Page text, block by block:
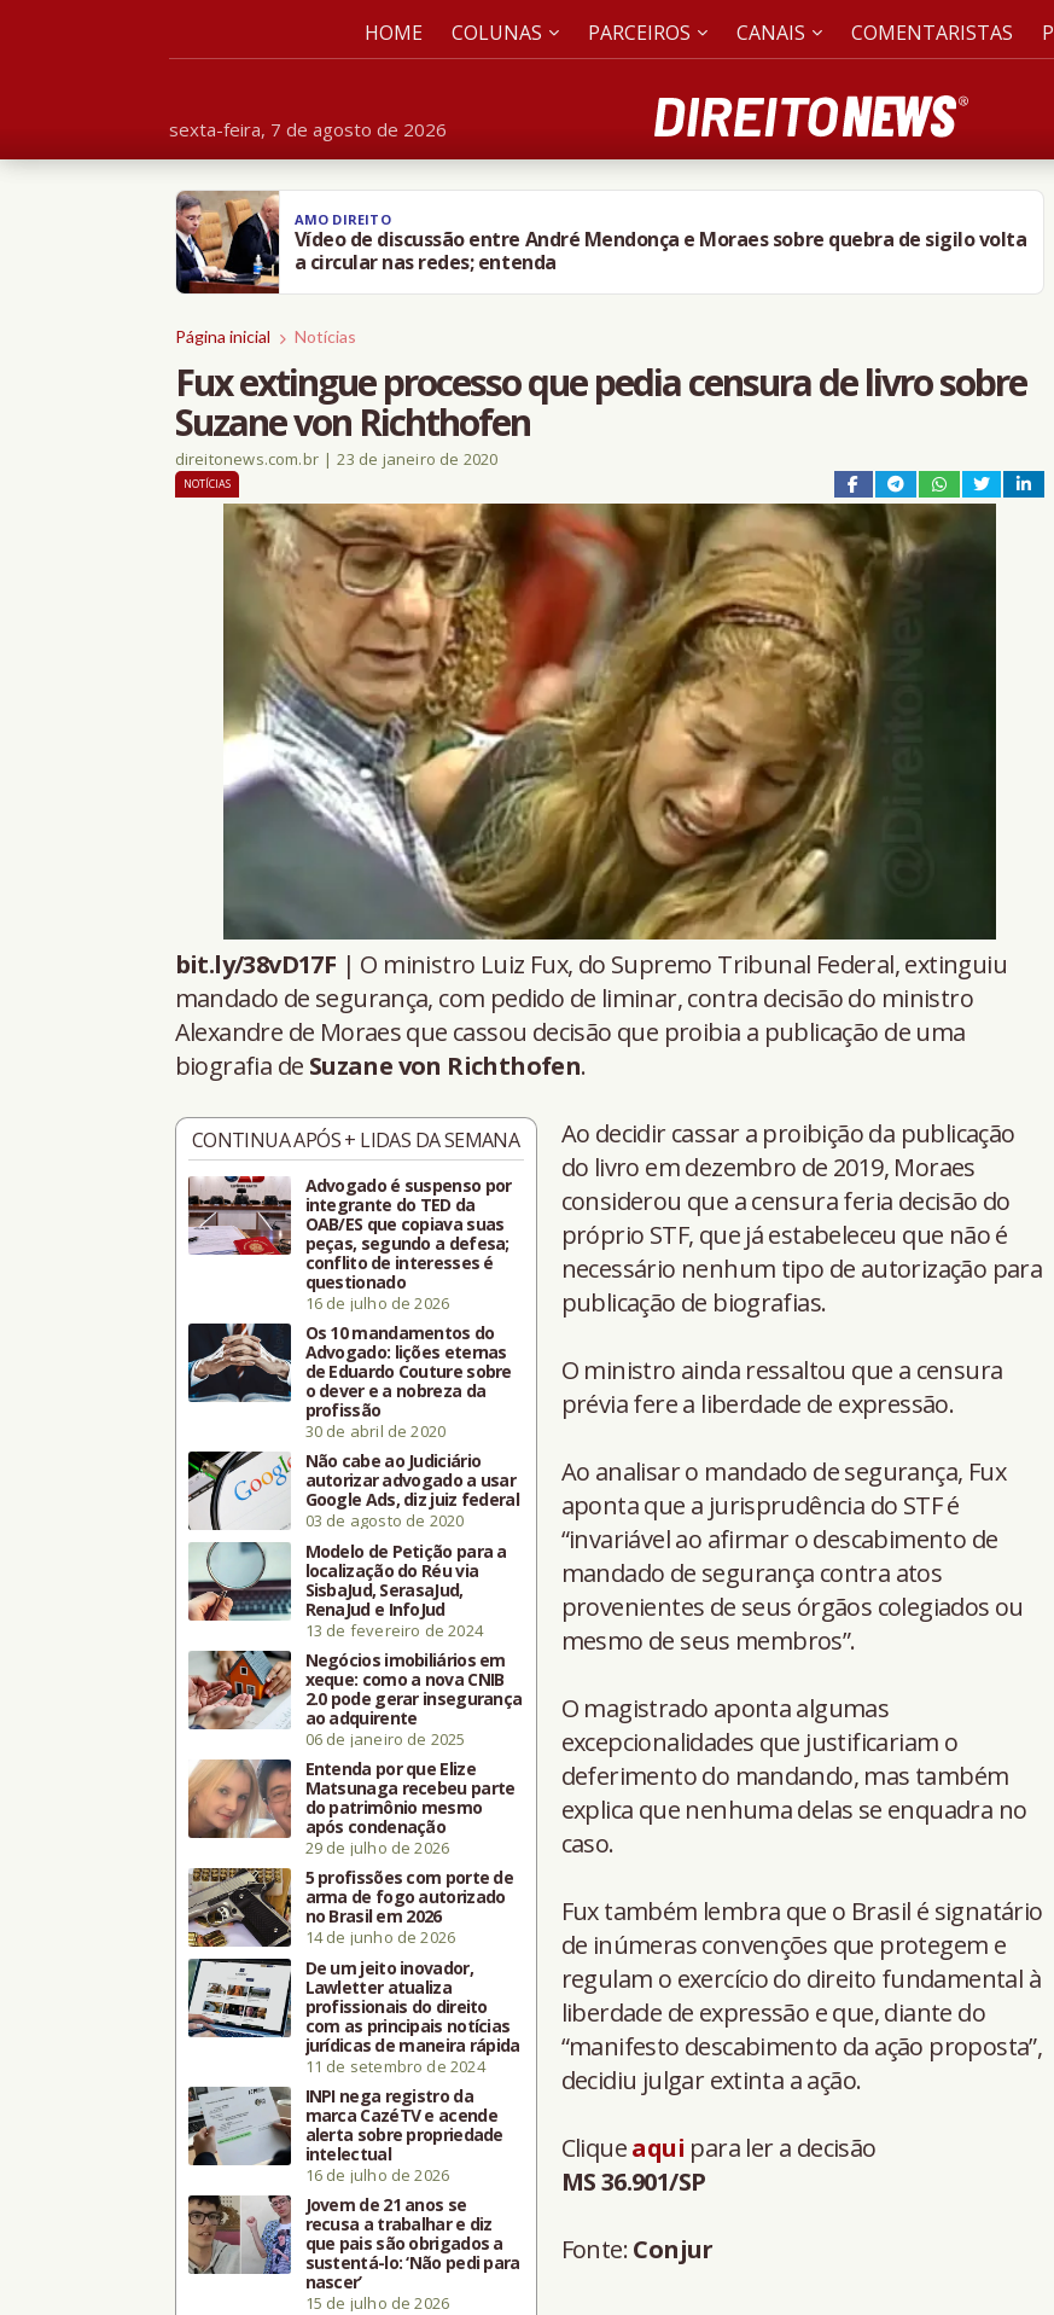
sexta-feira, 7 de agosto de 2026
HOME COLUNAS PARCEIROS CANAIS COMENTARISTAS
AMO DIREITO
Vídeo de discussão entre André Mendonça e Moraes sobre quebra de sigilo volta
a circular nas redes; entenda
Página inicial Notícias
Fux extingue processo que pedia censura de livro sobre
Suzane von Richthofen
direitonews.com.br | 23 de janeiro de 2020
NOTÍCIAS
bit.ly/38vD17F | O ministro Luiz Fux, do Supremo Tribunal Federal, extinguiu
mandado de segurança, com pedido de liminar, contra decisão do ministro
Alexandre de Moraes que cassou decisão que proibia a publicação de uma
biografia de Suzane von Richthofen.
CONTINUA APÓS + LIDAS DA SEMANA
Advogado é suspenso por
integrante do TED da
OAB/ES que copiava suas
peças, segundo a defesa;
conflito de interesses é
questionado
16 de julho de 2026
Os 10 mandamentos do
Advogado: lições eternas
de Eduardo Couture sobre
o dever e a nobreza da
profissão
30 de abril de 2020
Não cabe ao Judiciário
autorizar advogado a usar
Google Ads, diz juiz federal
03 de agosto de 2020
Modelo de Petição para a
localização do Réu via
SisbaJud, SerasaJud,
RenaJud e InfoJud
13 de fevereiro de 2024
Negócios imobiliários em
xeque: como a nova CNIB
2.0 pode gerar insegurança
ao adquirente
06 de janeiro de 2025
Entenda por que Elize
Matsunaga recebeu parte
do patrimônio mesmo
após condenação
29 de julho de 2026
5 profissões com porte de
arma de fogo autorizado
no Brasil em 2026
14 de junho de 2026
De um jeito inovador,
Lawletter atualiza
profissionais do direito
com as principais notícias
jurídicas de maneira rápida
11 de setembro de 2024
INPI nega registro da
marca CazéTV e acende
alerta sobre propriedade
intelectual
16 de julho de 2026
Jovem de 21 anos se
recusa a trabalhar e diz
que pais são obrigados a
sustentá-lo: ‘Não pedi para
nascer’
15 de julho de 2026
Ao decidir cassar a proibição da publicação
do livro em dezembro de 2019, Moraes
considerou que a censura feria decisão do
próprio STF, que já estabeleceu que não é
necessário nenhum tipo de autorização para
publicação de biografias.
O ministro ainda ressaltou que a censura
prévia fere a liberdade de expressão.
Ao analisar o mandado de segurança, Fux
aponta que a jurisprudência do STF é
“invariável ao afirmar o descabimento de
mandado de segurança contra atos
provenientes de seus órgãos colegiados ou
mesmo de seus membros”.
O magistrado aponta algumas
excepcionalidades que justificariam o
deferimento do mandando, mas também
explica que nenhuma delas se enquadra no
caso.
Fux também lembra que o Brasil é signatário
de inúmeras convenções que protegem e
regulam o exercício do direito fundamental à
liberdade de expressão e que, diante do
“manifesto descabimento da ação proposta”,
decidiu julgar extinta a ação.
Cliqueaqui para ler a decisão
MS 36.901/SP
Fonte:Conjur